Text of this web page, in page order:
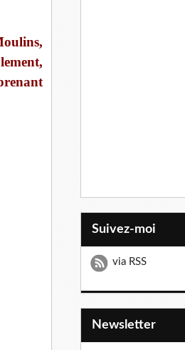
Suivez-moi
via RSS
Newsletter